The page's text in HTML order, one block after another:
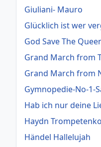
Giuliani- Mauro
Glücklich ist wer
God Save The
Grand March from
Grand March from
Gymnopedie-No-1-
Hab ich nur deine
Haydn
Händel Hallelujah